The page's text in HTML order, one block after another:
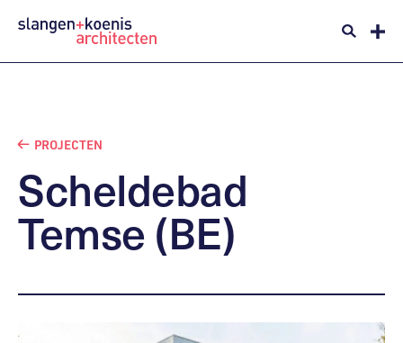
PROJECTEN
Scheldebad
Temse(BE)